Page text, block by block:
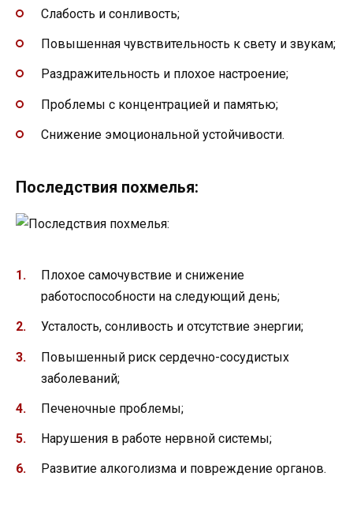
Слабость и сонливость;
Повышенная чувствительность к свету и звукам;
Раздражительность и плохое настроение;
Проблемы с концентрацией и памятью;
Снижение эмоциональной устойчивости.
Последствия похмелья:
Плохое самочувствие и снижение
работоспособности на следующий день;
Усталость, сонливость и отсутствие энергии;
Повышенный риск сердечно-сосудистых
заболеваний;
Печеночные проблемы;
Нарушения в работе нервной системы;
Развитие алкоголизма и повреждение органов.